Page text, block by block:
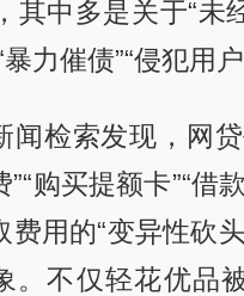
其中多是关于“未
暴力催债”“侵犯用户
闻检索发现，网
”“购买提额卡”“借
费用的“变异性砍
。不仅轻花优品